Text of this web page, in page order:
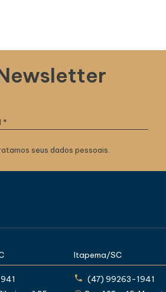
seus dados pessoais.
Itapema/SC
(47) 99263-1941